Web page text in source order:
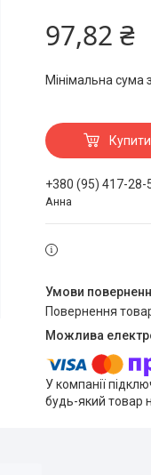
97,82 ₴
Мінімальна сума
Купити
+380 (95) 417-28-
Анна
повернення
У компанії
будь-який товар